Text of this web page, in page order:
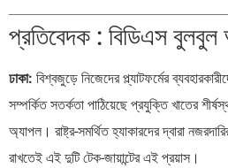
প্রতিবেদক : বিডিএস
ঢাকা: বিশ্বজুড়ে নিজেদের প্ল্যাটফর্মের
সম্পর্কিত সতর্কতা পাঠিয়েছে প্রযুক্তি খাতের
অ্যাপল। রাষ্ট্র-সমর্থিত হ্যাকারদের দ্বারা
রাখতেই এই দুটি টেক-জায়ান্টের এই প্রয়াস।